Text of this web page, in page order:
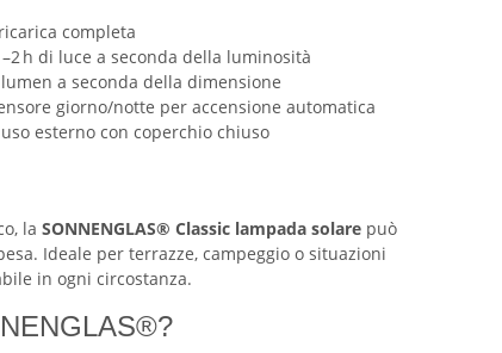
completa
h di luce a seconda della luminosità
a seconda della dimensione
giorno/notte per accensione automatica
esterno con coperchio chiuso
la SONNENGLAS® Classic lampada solare può
Ideale per terrazze, campeggio o situazioni
in ogni circostanza.